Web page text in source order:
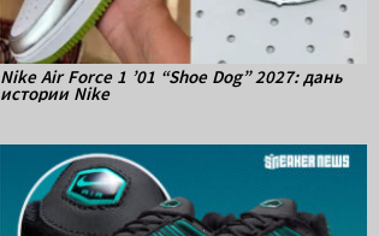
Nike Air Force 1 ’01 “Shoe Dog” 2027: дань
истории Nike